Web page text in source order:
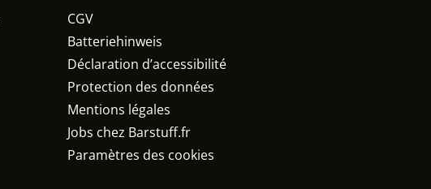
CGV
Batteriehinweis
Déclaration d’accessibilité
Protection des données
Mentions légales
Jobs chez Barstuff.fr
Paramètres des cookies